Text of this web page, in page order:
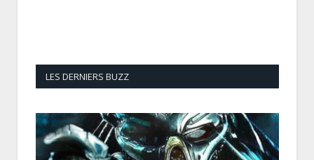
LES DERNIERS BUZZ